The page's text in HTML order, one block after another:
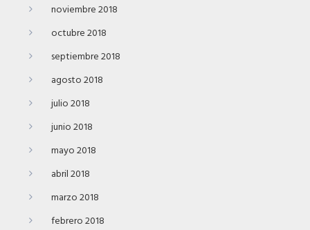
noviembre 2018
octubre 2018
septiembre 2018
agosto 2018
julio 2018
junio 2018
mayo 2018
abril 2018
marzo 2018
febrero 2018